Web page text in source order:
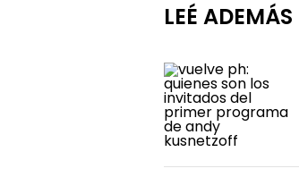
LEÉ ADEMÁS